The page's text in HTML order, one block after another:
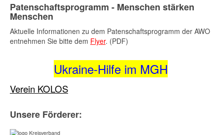
Patenschaftsprogramm - Menschen stärken
Menschen
Aktuelle Informationen zu dem Patenschaftsprogramm der AWO
entnehmen Sie bitte dem Flyer. (PDF)
Ukraine-Hilfe im MGH
Verein KOLOS
Unsere Förderer: